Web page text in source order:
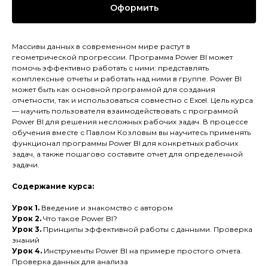
Оформить
Массивы данных в современном мире растут в
геометрической прогрессии. Программа Power BI может
помочь эффективно работать с ними: представлять
комплексные отчеты и работать над ними в группе. Power BI
может быть как основной программой для создания
отчетности, так и использоваться совместно с Excel. Цель курса
— научить пользователя взаимодействовать с программой
Power BI для решения несложных рабочих задач. В процессе
обучения вместе с Павлом Козловым вы научитесь применять
функционал программы Power BI для конкретных рабочих
задач, а также пошагово составите отчет для определенной
задачи.
Содержание курса:
Урок 1. Введение и знакомство с автором
Урок 2. Что такое Power BI?
Урок 3. Принципы эффективной работы с данными. Проверка
знаний
Урок 4. Инструменты Power BI на примере простого отчета.
Проверка данных для анализа